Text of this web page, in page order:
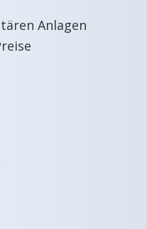
Anlagen